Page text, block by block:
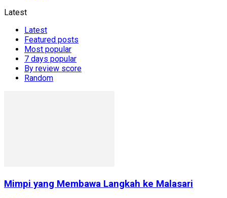
Latest
Latest
Featured posts
Most popular
7 days popular
By review score
Random
Mimpi yang Membawa Langkah ke Malasari